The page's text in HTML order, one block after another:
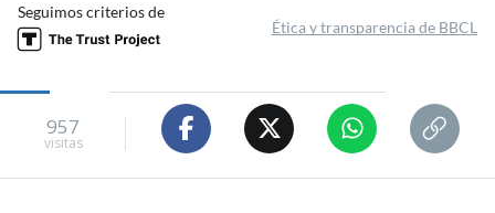
Seguimos criterios de
Ética y transparencia de BBCL
957
visitas